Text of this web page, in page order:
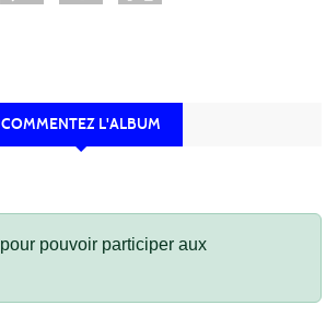
COMMENTEZ L'ALBUM
pour pouvoir participer aux